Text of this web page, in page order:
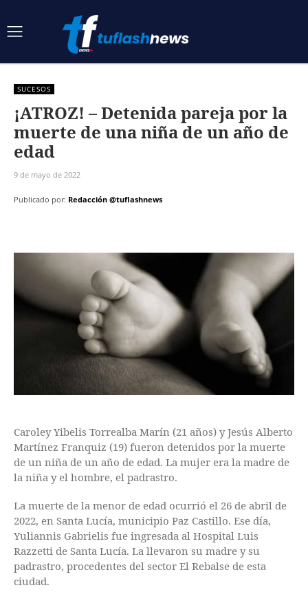
SUCESOS
¡ATROZ! – Detenida pareja por la
muerte de una niña de un año de
edad
9 de mayo de 2022
Publicado por: Redacción @tuflashnews
Caroley Yibelis Torrealba Marín (21 años) y Jesús Alberto
Martínez Franquiz (19) fueron detenidos por la muerte
de un niña de un año de edad. La mujer era la madre de
la niña y el hombre, el padrastro.
La muerte de la menor de edad ocurrió el 26 de abril de
2022, en Santa Lucía, municipio Paz Castillo. Ese día,
Yuliannis Gabrielis fue ingresada al Hospital Luis
Razzetti de Santa Lucía. La llevaron su madre y su
padrastro, procedentes del sector El Rebalse de esta
ciudad.